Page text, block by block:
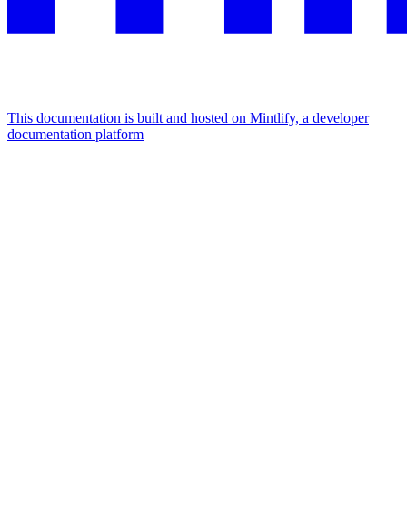
This documentation is built and hosted on Mintlify, a developer
documentation platform